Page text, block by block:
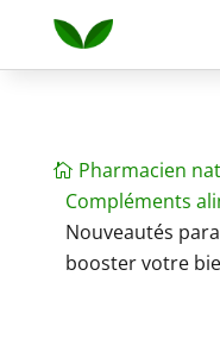
 Pharmacien
Compléments
Nouveautés
booster votre